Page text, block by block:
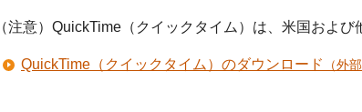
（注意）QuickTime（クイックタイム）は、米国およ
QuickTime（クイックタイム）のダウンロード （外